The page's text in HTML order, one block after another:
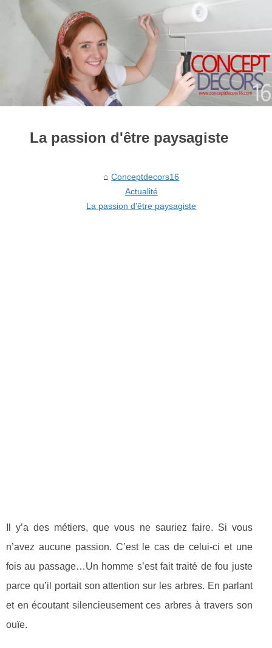
La passion d'être paysagiste
Conceptdecors16
Actualité
La passion d'être paysagiste
Il y’a des métiers, que vous ne sauriez faire. Si vous
n’avez aucune passion. C’est le cas de celui-ci et une
fois au passage…Un homme s’est fait traité de fou juste
parce qu’il portait son attention sur les arbres. En parlant
et en écoutant silencieusement ces arbres à travers son
ouïe.